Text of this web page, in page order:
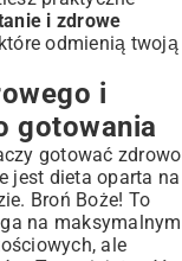
posiłków i
żywności?
które musisz
w roli głównej
jajka, nabiał i mięso
na każdy dzień
i zdrowe
odmienią twoją
i
gotowania
gotować zdrowo
jest dieta oparta na
Broń Boże! To
na maksymalnym
ale